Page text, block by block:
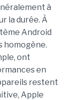
à
la durée. À
Android
homogène.
ont
en
restent
Apple